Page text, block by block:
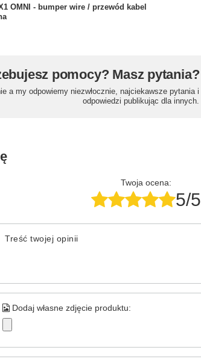
OMNI - bumper wire / przewód kabel
pomocy? Masz pytania?
a my odpowiemy niezwłocznie, najciekawsze pytania i
odpowiedzi publikując dla innych.
Twoja ocena:
5/5
Treść twojej opinii
Dodaj własne zdjęcie produktu: